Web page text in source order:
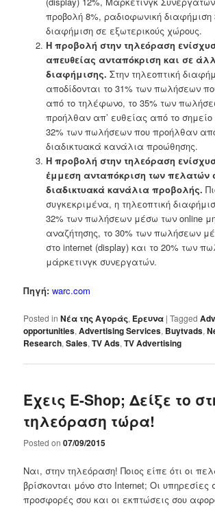
προβολή 8%, ραδιοφωνική διαφήμιση
διαφήμιση σε εξωτερικούς χώρους.
Η προβολή στην τηλεόραση
απευθείας ανταπόκριση και σε
διαφήμισης. Στην τηλεοπτική
αποδίδονται το 31% των πωλήσεων
από το τηλέφωνο, το 35% των
προήλθαν απ’ ευθείας από το
32% των πωλήσεων που προήλθαν
διαδικτυακά κανάλια προώθησης.
Η προβολή στην τηλεόραση
έμμεση ανταπόκριση των πελατών
διαδικτυακά κανάλια προβολής.
συγκεκριμένα, η τηλεοπτική
32% των πωλήσεων μέσω των online
αναζήτησης, το 30% των πωλήσεων
στο internet (display) και το 20% των
μάρκετινγκ συνεργατών.
Πηγή: warc.com
Posted in Nέα της Αγοράς, Έρευνα |Tagged
opportunities,Advertising Services, Buytvads,
Research,Sales,TV Ads,TV Advertising
Έχεις E-Shop; Δείξε το
τηλεόραση τώρα!
Posted on07/09/2015
Ναι, στην τηλεόραση! Ποιος είπε ότι οι
βρίσκονται μόνο στο Internet; Οι υπηρεσίες
προσφορές σου και οι εκπτώσεις σου